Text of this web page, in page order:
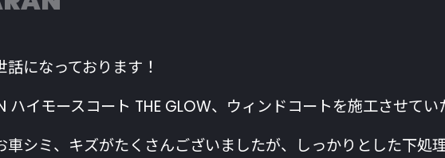
話になっております！
ハイモースコート THE GLOW、ウィンドコートを施工させて
車シミ、キズがたくさんございましたが、しっかりとした下処